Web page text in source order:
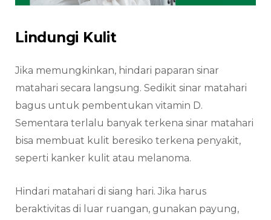
Lindungi Kulit
Jika memungkinkan, hindari paparan sinar
matahari secara langsung. Sedikit sinar matahari
bagus untuk pembentukan vitamin D.
Sementara terlalu banyak terkena sinar matahari
bisa membuat kulit beresiko terkena penyakit,
seperti kanker kulit atau melanoma.
Hindari matahari di siang hari. Jika harus
beraktivitas di luar ruangan, gunakan payung,